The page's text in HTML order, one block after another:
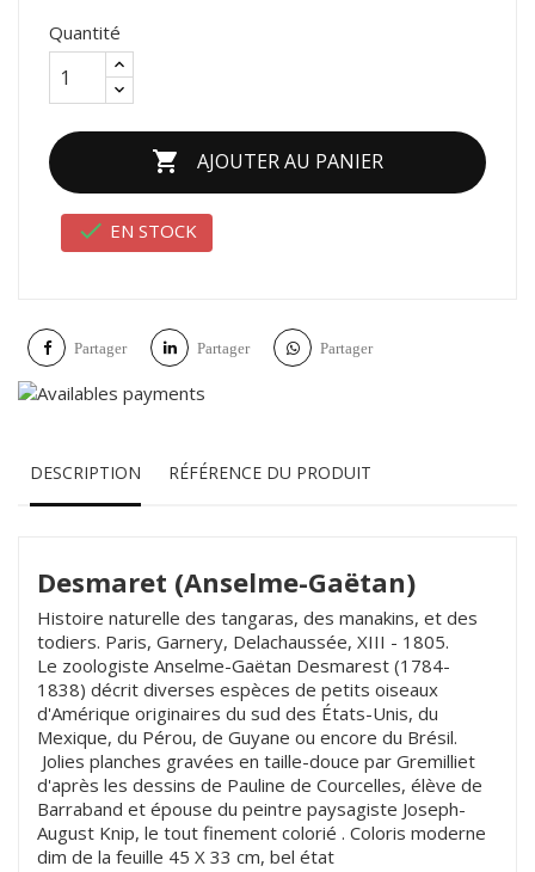
Quantité
 AJOUTER AU PANIER
 EN STOCK
Partager Partager Partager
DESCRIPTION RÉFÉRENCE DU PRODUIT
Desmaret (Anselme-Gaëtan)
Histoire naturelle des tangaras, des manakins, et des
todiers. Paris, Garnery, Delachaussée, XIII - 1805.
Le zoologiste Anselme-Gaëtan Desmarest (1784-
1838) décrit diverses espèces de petits oiseaux
d'Amérique originaires du sud des États-Unis, du
Mexique, du Pérou, de Guyane ou encore du Brésil.
Jolies planches gravées en taille-douce par Gremilliet
d'après les dessins de Pauline de Courcelles, élève de
Barraband et épouse du peintre paysagiste Joseph-
August Knip, le tout finement colorié . Coloris moderne
dim de la feuille 45 X 33 cm, bel état